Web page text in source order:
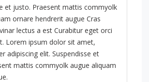
et justo. Praesent mattis commyolk
ornare hendrerit augue Cras
lectus a est Curabitur eget orci
Lorem ipsum dolor sit amet,
adipiscing elit. Suspendisse et
mattis commyolk augue aliquam